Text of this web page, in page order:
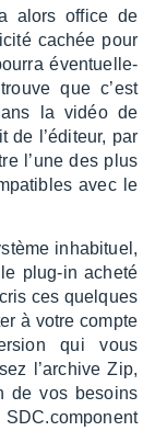
alors office de
cachée pour
éven­tuel­le­
que c’est
la vidéo de
de l’édi­teur, par
l’une des plus
avec le
inha­bi­tuel,
plug-in acheté
ces quelques
à votre compte
qui vous
l’ar­chive Zip,
de vos besoins